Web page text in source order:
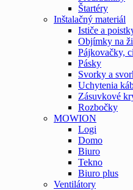
Štartéry
Inštalačný materiál
Ističe a
Objímky na
Pájkovačky,
Pásky
Svorky a
Uchytenia
Zásuvkové
Rozbočky
MOWION
Logi
Domo
Biuro
Tekno
Biuro plus
Ventilátory